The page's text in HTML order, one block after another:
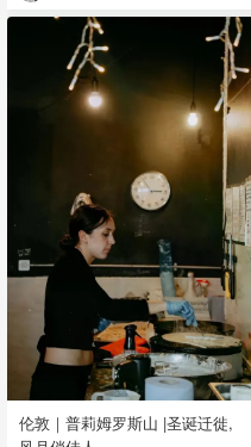
伦敦｜普莉姆罗斯山 |圣诞迁徙,